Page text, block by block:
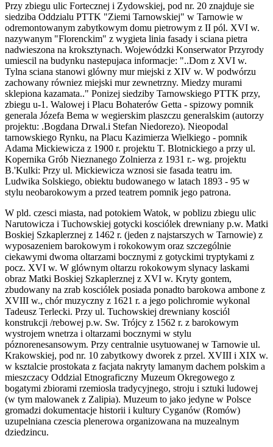
Przy zbiegu ulic Fortecznej i Zydowskiej, pod nr. 20 znajduje sie
siedziba Oddzialu PTTK "Ziemi Tarnowskiej" w Tarnowie w
odremontowanym zabytkowym domu pietrowym z II pól. XVI w.
nazywanym "Florenckim" z wygieta linia fasady i sciana pietra
nadwieszona na kroksztynach. Wojewódzki Konserwator Przyrody
umiescil na budynku nastepujaca informacje: "..Dom z XVI w.
Tylna sciana stanowi glówny mur miejski z XIV w. W podwórzu
zachowany równiez miejski mur zewnetrzny. Miedzy murami
sklepiona kazamata.." Ponizej siedziby Tarnowskiego PTTK przy,
zbiegu u-1. Walowej i Placu Bohaterów Getta - spizowy pomnik
generala Józefa Bema w wegierskim plaszczu generalskim (autorzy
projektu: .Bogdana Drwal.i Stefan Niedorezo). Nieopodal
tarnowskiego Rynku, na Placu Kazimierza Wielkiego - pomnik
Adama Mickiewicza z 1900 r. projektu T. Blotnickiego a przy ul.
Kopernika Grób Nieznanego Zolnierza z 1931 r.- wg. projektu
B.'Kulki: Przy ul. Mickiewicza wznosi sie fasada teatru im.
Ludwika Solskiego, obiektu budowanego w latach 1893 - 95 w
stylu neobarokowym a przed teatrem pomnik jego patrona.
W pld. czesci miasta, nad potokiem Watok, w poblizu zbiegu ulic
Narutowicza i Tuchowskiej gotycki kosciólek drewniany p.w. Matki
Boskiej Szkaplerznej z 1462 r. (jeden z najstarszych w Tarnowie) z
wyposazeniem barokowym i rokokowym oraz szczególnie
ciekawymi dwoma oltarzami bocznymi z gotyckimi tryptykami z
pocz. XVI w. W glównym oltarzu rokokowym slynacy laskami
obraz Matki Boskiej Szkaplerznej z XVI w. Kryty gontem,
zbudowany na zrab kosciólek posiada ponadto barokowa ambone z
XVIII w., chór muzyczny z 1621 r. a jego polichromie wykonal
Tadeusz Terlecki. Przy ul. Tuchowskiej drewniany kosciól
konstrukcji /rebowej p.w. Sw. Trójcy z 1562 r. z barokowym
wystrojem wnetrza i oltarzami bocznymi w stylu
póznorenesansowym. Przy centralnie usytuowanej w Tarnowie ul.
Krakowskiej, pod nr. 10 zabytkowy dworek z przel. XVIII i XIX w.
w ksztalcie prostokata z facjata nakryty lamanym dachem polskim a
mieszczacy Oddzial Etnograficzny Muzeum Okregowego z
bogatymi zbiorami rzemiosla tradycyjnego, stroju i sztuki ludowej
(w tym malowanek z Zalipia). Muzeum to jako jedyne w Polsce
gromadzi dokumentacje historii i kultury Cyganów (Romów)
uzupelniana czescia plenerowa organizowana na muzealnym
dziedzincu.